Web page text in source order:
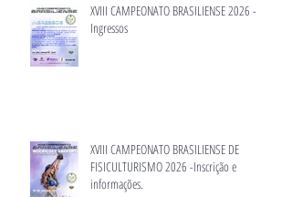
XVIII CAMPEONATO BRASILIENSE 2026 -
Ingressos
XVIII CAMPEONATO BRASILIENSE DE
FISICULTURISMO 2026 -Inscrição e
informações.